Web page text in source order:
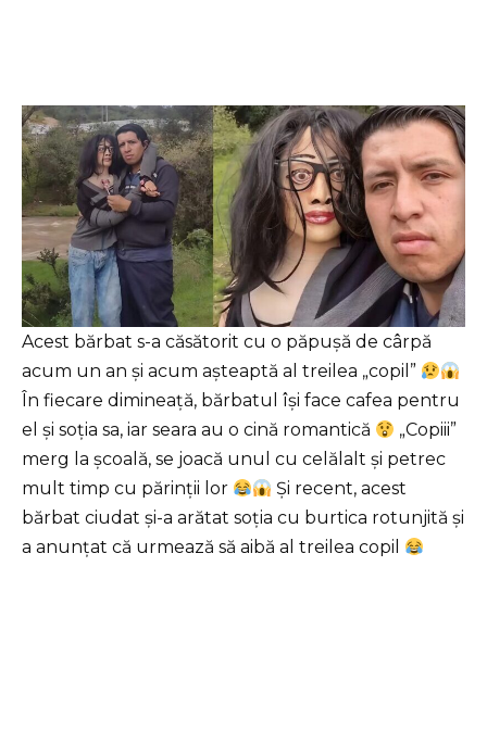
Acest bărbat s-a căsătorit cu o păpușă de cârpă
acum un an și acum așteaptă al treilea „copil”
În fiecare dimineață, bărbatul își face cafea pentru
el și soția sa, iar seara au o cină romantică
„Copiii”
merg la școală, se joacă unul cu celălalt și petrec
mult timp cu părinții lor
Și recent, acest
bărbat ciudat și-a arătat soția cu burtica rotunjită și
a anunțat că urmează să aibă al treilea copil